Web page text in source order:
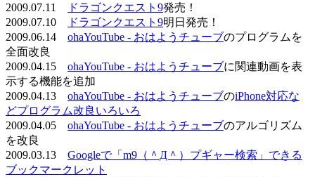
2009.07.11
ドラゴンクエスト9発売！
2009.07.10
ドラゴンクエスト9明日発売！
2009.06.14 ohaYouTube - おはようチューブのプログラムを
全面改良
2009.04.15 ohaYouTube - おはようチューブに関連動画を表
示する機能を追加
2009.04.13 ohaYouTube - おはようチューブのiPhone対応な
どプログラム改良いろいろ
2009.04.05 ohaYouTube - おはようチューブのアルゴリズム
を改良
2009.03.13 Googleで「m9（＾Д＾）プギャー検索」できる
ブックマークレット